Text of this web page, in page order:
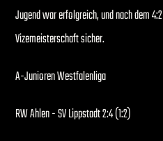
Jugend war erfolgreich, und nach dem
Vizemeisterschaft sicher.
A-Junioren Westfalenliga
RW Ahlen - SV Lippstadt 2:4 (1:2)